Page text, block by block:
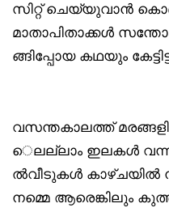
സിറ്റ് ചെയ്യുവാൻ
മാതാപിതാക്കൾ
ങ്ങിപ്പോയ കഥയും
വസന്തകാലത്ത് മരങ്ങളി
െലല്ലാം ഇലകൾ
ൽവീടുകൾ കാഴ്ചയിൽ
നമ്മെ ആരെങ്കിലും